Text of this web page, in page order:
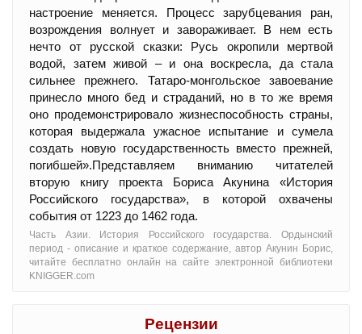
настроение меняется. Процесс зарубцевания ран,
возрождения волнует и завораживает. В нем есть
нечто от русской сказки: Русь окропили мертвой
водой, затем живой – и она воскресла, да стала
сильнее прежнего. Татаро-монгольское завоевание
принесло много бед и страданий, но в то же время
оно продемонстрировало жизнеспособность страны,
которая выдержала ужасное испытание и сумела
создать новую государственность вместо прежней,
погибшей».Представляем вниманию читателей
вторую книгу проекта Бориса Акунина «История
Российского государства», в которой охвачены
события от 1223 до 1462 года.
Часть Азии. История Российского государства. Ордынский
период - oписание и краткое содержание, автор Акунин Борис,
читайте бесплатно онлайн на сайте электронной библиотеки
KNIGGER.com
Рецензии